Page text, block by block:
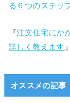
る６つのステッ
『注文住宅にか
詳しく教えます 』
オススメの記事